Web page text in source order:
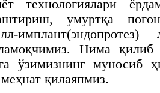
технологиялари
умуртқа
Нима
ўзимизнинг муносиб
қилаяпмиз.